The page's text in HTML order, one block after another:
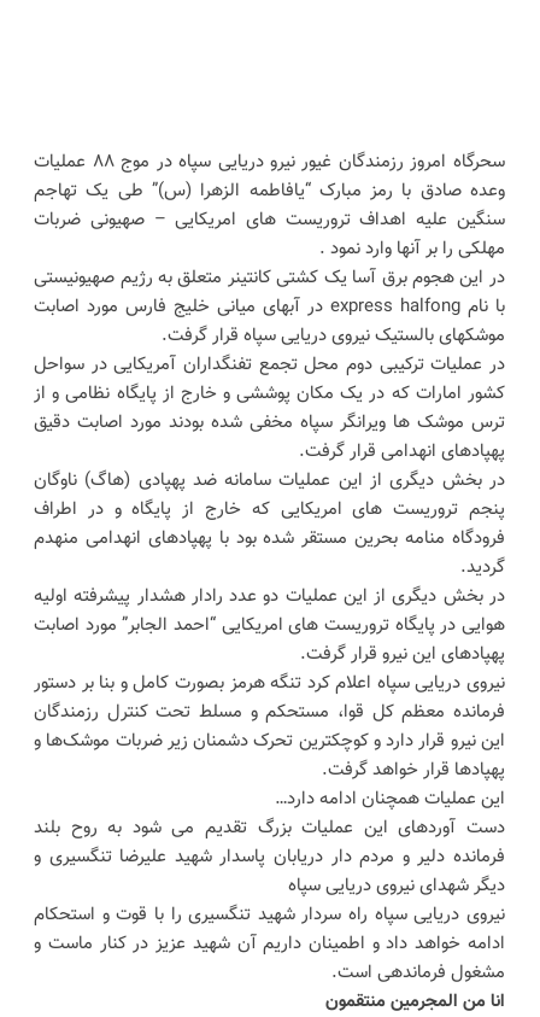
سحرگاه امروز رزمندگان غیور نیرو دریایی سپاه در موج ۸۸ عملیات
وعده صادق با رمز مبارک “یافاطمه الزهرا (س)” طی یک تهاجم
سنگین علیه اهداف تروریست های امریکایی – صهیونی ضربات
مهلکی را بر آنها وارد نمود .
در این هجوم برق آسا یک کشتی کانتینر متعلق به رژیم صهیونیستی
با نام express halfong در آبهای میانی خلیج فارس مورد اصابت
موشکهای بالستیک نیروی دریایی سپاه قرار گرفت.
در عملیات ترکیبی دوم محل تجمع تفنگداران آمریکایی در سواحل
کشور امارات که در یک مکان پوششی و خارج از پایگاه نظامی و از
ترس موشک ها ویرانگر سپاه مخفی شده بودند مورد اصابت دقیق
پهپادهای انهدامی قرار گرفت.
در بخش دیگری از این عملیات سامانه ضد پهپادی (هاگ) ناوگان
پنجم تروریست های امریکایی که خارج از پایگاه و در اطراف
فرودگاه منامه بحرین مستقر شده بود با پهپادهای انهدامی منهدم
گردید.
در بخش دیگری از این عملیات دو عدد رادار هشدار پیشرفته اولیه
هوایی در پایگاه تروریست های امریکایی “احمد الجابر” مورد اصابت
پهپادهای این نیرو قرار گرفت.
نیروی دریایی سپاه اعلام کرد تنگه هرمز بصورت کامل و بنا بر دستور
فرمانده معظم کل قوا، مستحکم و مسلط تحت کنترل رزمندگان
این نیرو قرار دارد و کوچکترین تحرک دشمنان زیر ضربات موشک‌ها و
پهپادها قرار خواهد گرفت.
این عملیات همچنان ادامه دارد…
دست آوردهای این عملیات بزرگ تقدیم می شود به روح بلند
فرمانده دلیر و مردم دار دریابان پاسدار شهید علیرضا تنگسیری و
دیگر شهدای نیروی دریایی سپاه
نیروی دریایی سپاه راه سردار شهید تنگسیری را با قوت و استحکام
ادامه خواهد داد و اطمینان داریم آن شهید عزیز در کنار ماست و
مشغول فرماندهی است.
انا من المجرمین منتقمون